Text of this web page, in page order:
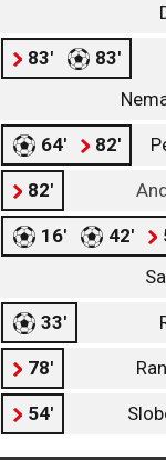
83'
83'
64' 82'
82'
16' 42'
33'
78'
54'